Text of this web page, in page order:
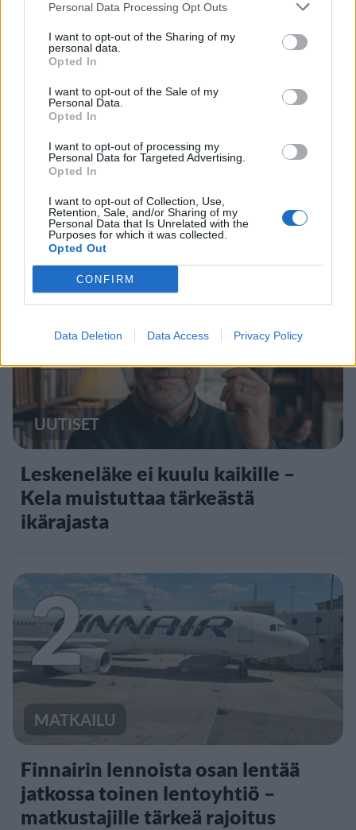
Personal Data Processing Opt Outs
I want to opt-out of the Sharing of my
personal data.
Opted In
I want to opt-out of the Sale of my
Personal Data.
Opted In
I want to opt-out of processing my
Personal Data for Targeted Advertising.
Opted In
I want to opt-out of Collection, Use,
Retention, Sale, and/or Sharing of my
Personal Data that Is Unrelated with the
Purposes for which it was collected.
Opted Out
CONFIRM
Data Deletion Data Access Privacy Policy
Staran luetuimmat
1
UUTISET
Leskeneläke ei kuulu kaikille –
Kela muistuttaa tärkeästä
ikärajasta
2
MATKAILU
Finnairin lennoista osan lentää
jatkossa toinen lentoyhtiö –
matkustajille tärkeä rajoitus